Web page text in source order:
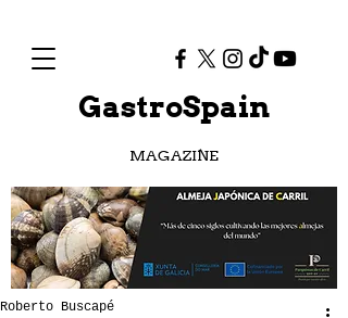
GastroSpain
MAGAZINE
Roberto Buscapé